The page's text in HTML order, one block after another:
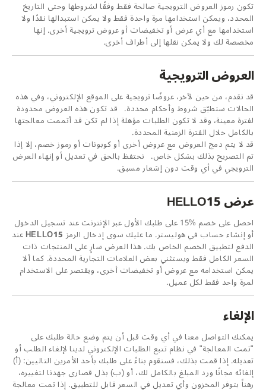
تكون رموز العروض الترويجية صالحة فقط وفقًا لشروطها وحتى التاريخ
المحدد، ويمكن استخدامها مرة واحدة فقط ولا يمكن استبدالها نقدًا ولا
استخدامها مع أي عرض أو تخفيضات أو عروض ترويجية أخرى. إنها
مخصصة لك ولا يمكن نقلها إلى أطراف أخرى.
العروض الترويجية
قد نقدم، من حين لآخر، عروضًا ترويجية على الموقع الإلكتروني، وفي هذه
الحالات ستطبّق شروط وأحكام محددة. قد تكون هذه العروض محدودة
لفترة معينة، وقد لا تكون الطلبات مؤهلة إذا لم تكن قد أتممت معالجتها
بالكامل خلال الفترة الزمنية المحددة.
قد لا يتم دمج العروض مع عروض أخرى أو كوبونات أو رموز خصم، إلا إذا
تم التصريح بذلك بشكل خاص. نحتفظ بالحق في تعديل أو إنهاء العرض
الترويجي في أي وقت دون إشعار مسبق.
عرض HELLO15
احصل على خصم %15 على طلبك الأول عبر الإنترنت عند تسجيل الدخول
أو إنشاء حساب في هوليستر. ما عليك سوى إدخال الرمزHELLO15عند
الدفع لتطبيق الخصم الخاص بك. هذا العرض سارٍ على المنتجات ذات
السعر الكامل فقط ويستثني بعض العلامات التجارية المحددة. كما ألا
يمكن استخدامه مع عروض أو تخفيضات أخرى، ويقتصر على الاستخدام
لمرة واحد فقط لكل عميل.
الإلغاء
يمكنك التواصل معنا في أي وقت قبل أن يتم وضع حالة طلبك على
"تمت المعالجة" في نظام تتبع الطلبات الإلكتروني لدينا لإلغاء الطلب أو
تعديله. إذا قمت بذلك، فسنقوم بناءً على طلبك بأحد الأمرين التاليين: (أ)
إلغائه مجانًا ورد المبلغ بالكامل لك، أو (ب) بذل قصارى جهدنا لتغييره،
رهناً بتوفر المخزون وأي تعديل في السعر قابل للتطبيق. إذا تمت معالجة